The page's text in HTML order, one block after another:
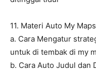
11. Materi Auto My Maps
a. Cara Mengatur
untuk di tembak di my
b. Cara Auto Judul dan